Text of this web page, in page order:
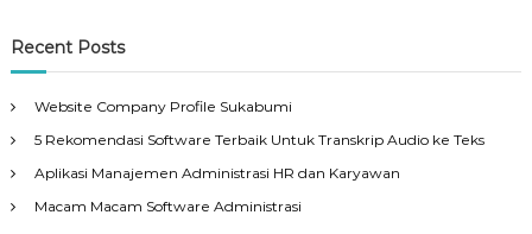
Recent Posts
Website Company Profile Sukabumi
5 Rekomendasi Software Terbaik Untuk Transkrip Audio ke Teks
Aplikasi Manajemen Administrasi HR dan Karyawan
Macam Macam Software Administrasi